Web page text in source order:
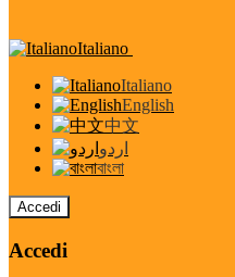
Italiano
Italiano
English
中文
اردو
বাংলা
Accedi
Accedi